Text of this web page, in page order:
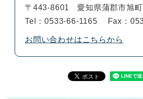
〒443-8601
愛知県蒲郡市旭
Tel：0533-66-1165
Fax：
お問い合わせはこちらから